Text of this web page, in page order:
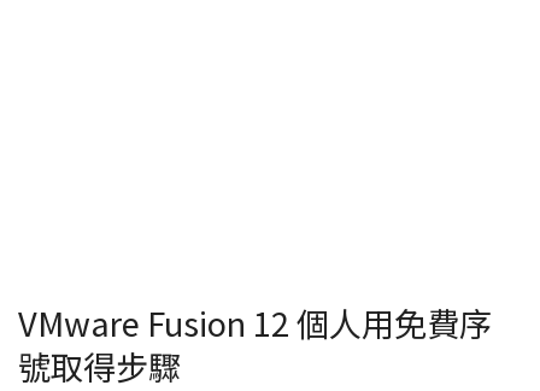
VMware Fusion 12 個人用免費序
號取得步驟